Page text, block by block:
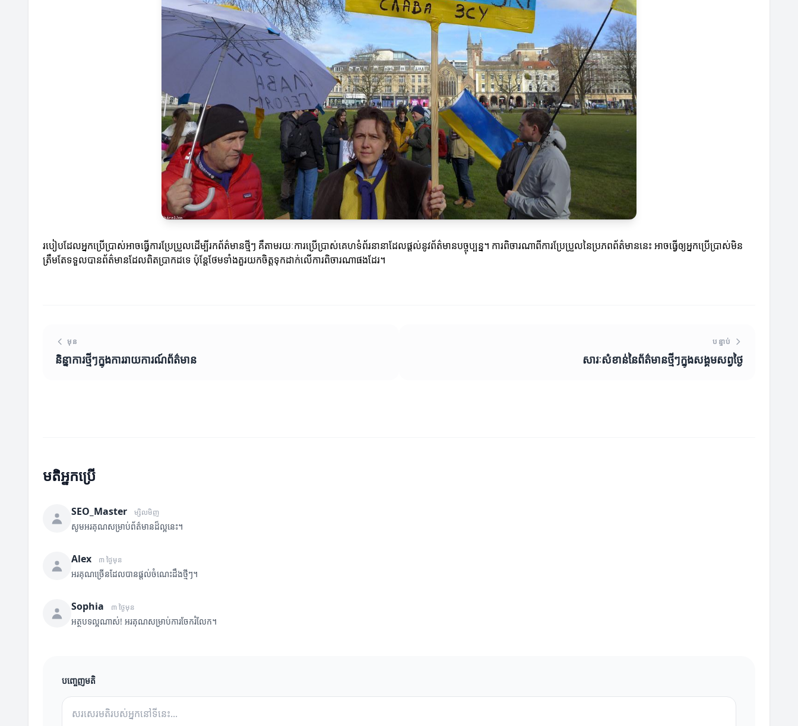
របៀបដែលអ្នកប្រើប្រាស់អាចធ្វើការប្រែប្រួលដើម្បីរកព័ត៌មានថ្មីៗ គឺតាមរយៈការប្រើប្រាស់គេហទំព័រនានាដែលផ្តល់នូវព័ត៌មានបច្ចុប្បន្ន។ ការពិចារណាពីការប្រែប្រួលនៃប្រភពព័ត៌មាននេះ អាចធ្វើឲ្យអ្នកប្រើប្រាស់មិន
ត្រឹមតែទទួលបានព័ត៌មានដែលពិតប្រាកដទេ ប៉ុន្តែថែមទាំងគួរយកចិត្តទុកដាក់លើការពិចារណាផងដែរ។
មុន
និន្នាការថ្មីៗក្នុងការរាយការណ៍ព័ត៌មាន
បន្ទាប់
សារៈសំខាន់នៃព័ត៌មានថ្មីៗក្នុងសង្គមសព្វថ្ងៃ
មតិអ្នកប្រើ
SEO_Master ម្សិលមិញ
សូមអរគុណសម្រាប់ព័ត៌មានដ៏ល្អនេះ។
Alex ៣ ថ្ងៃមុន
អរគុណច្រើនដែលបានផ្តល់ចំណេះដឹងថ្មីៗ។
Sophia ៣ ថ្ងៃមុន
អត្ថបទល្អណាស់! អរគុណសម្រាប់ការចែករំលែក។
បញ្ចេញមតិ